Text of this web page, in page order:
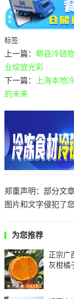
标签:
上一篇： 郫县冷链
业绽放光彩
下一篇：
上海本地
的未来
郑重声明：部分文
图片和文字侵犯了
为您推荐
正宗广
灰柑橘